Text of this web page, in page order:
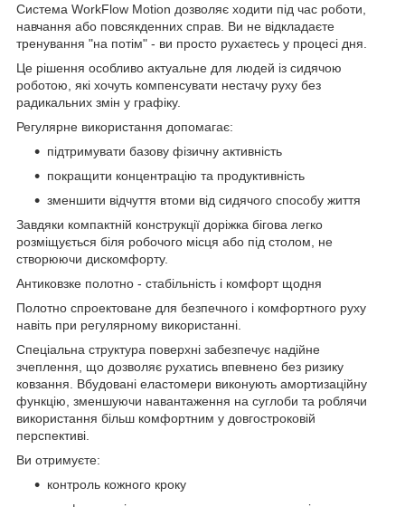
Система WorkFlow Motion дозволяє ходити під час роботи,
навчання або повсякденних справ. Ви не відкладаєте
тренування "на потім" - ви просто рухаєтесь у процесі дня.
Це рішення особливо актуальне для людей із сидячою
роботою, які хочуть компенсувати нестачу руху без
радикальних змін у графіку.
Регулярне використання допомагає:
підтримувати базову фізичну активність
покращити концентрацію та продуктивність
зменшити відчуття втоми від сидячого способу життя
Завдяки компактній конструкції доріжка бігова легко
розміщується біля робочого місця або під столом, не
створюючи дискомфорту.
Антиковзке полотно - стабільність і комфорт щодня
Полотно спроектоване для безпечного і комфортного руху
навіть при регулярному використанні.
Спеціальна структура поверхні забезпечує надійне
зчеплення, що дозволяє рухатись впевнено без ризику
ковзання. Вбудовані еластомери виконують амортизаційну
функцію, зменшуючи навантаження на суглоби та роблячи
використання більш комфортним у довгостроковій
перспективі.
Ви отримуєте:
контроль кожного кроку